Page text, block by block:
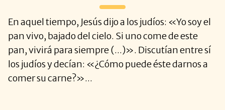
En aquel tiempo, Jesús dijo a los judíos: «Yo soy el
pan vivo, bajado del cielo. Si uno come de este
pan, vivirá para siempre (...)». Discutían entre sí
los judíos y decían: «¿Cómo puede éste darnos a
comer su carne?»...